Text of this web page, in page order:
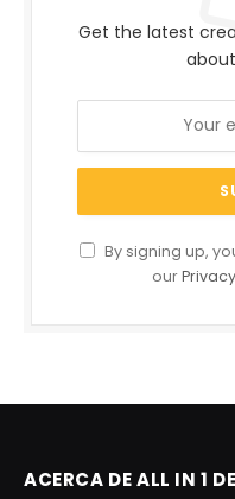
Get the latest
By signing up,
our
ACERCA DE ALL IN 1